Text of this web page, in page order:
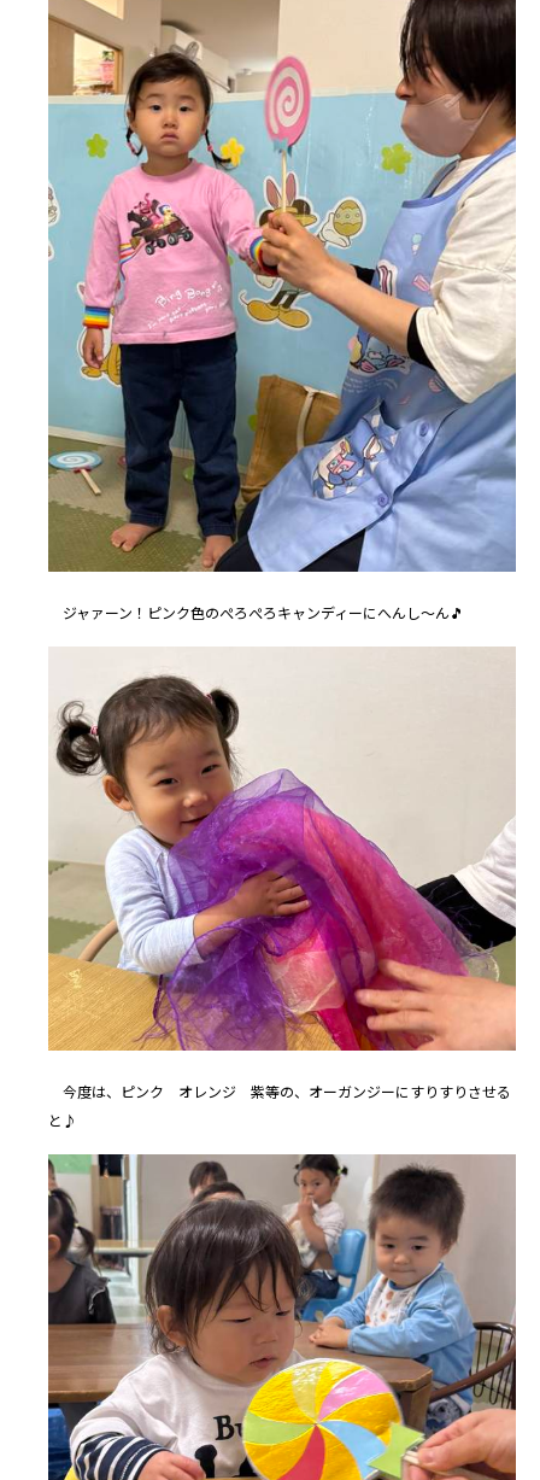
ジャァーン！ピンク色のぺろぺろキャンディーにへんし～ん🎵
今度は、ピンク オレンジ 紫等の、オーガンジーにすりすりさせる
と♪